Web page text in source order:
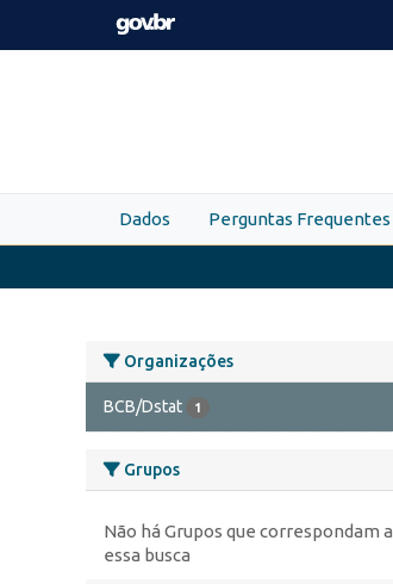
Skip to main content
Dados Perguntas Frequentes
Organizações
BCB/Dstat 1
Grupos
Não há Grupos que correspondam a
essa busca